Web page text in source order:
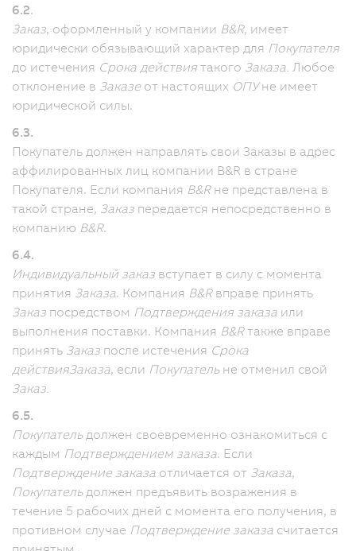
6.2.
Заказ, оформленный у компании B&R, имеет
юридически обязывающий характер для Покупателя
до истечения Срока действия такого Заказа. Любое
отклонение в Заказе от настоящих ОПУне имеет
юридической силы.
6.3.
Покупатель должен направлять свои Заказы в адрес
аффилированных лиц компании B&R в стране
Покупателя. Если компания B&Rне представлена в
такой стране, Заказ передается непосредственно в
компанию B&R.
6.4.
Индивидуальный заказ вступает в силу с момента
принятия Заказа. Компания B&Rвправе принять
Заказ посредством Подтверждения заказа или
выполнения поставки. Компания B&Rтакже вправе
принять Заказ после истечения Срока
действияЗаказа, если Покупательне отменил свой
Заказ.
6.5.
Покупательдолжен своевременно ознакомиться с
каждым Подтверждением заказа. Если
Подтверждение заказа отличается от Заказа,
Покупательдолжен предъявить возражения в
течение 5 рабочих дней с момента его получения, в
противном случае Подтверждение заказа считается